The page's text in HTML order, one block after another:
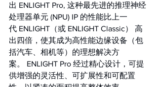
出 ENLIGHT Pro, 这种最先进的推理神经
处理器单元 (NPU) IP 的性能比上一
代 ENLIGHT（或 ENLIGHT Classic） 高
出四倍，使其成为高性能边缘设备（包
括汽车、相机等）的理想解决方
案。 ENLIGHT Pro 经过精心设计，可提
供增强的灵活性、可扩展性和可配置